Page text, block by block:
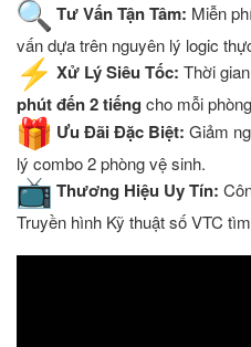
Tư Vấn Tận Tâm: Miễn
vấn dựa trên nguyên lý logic
Xử Lý Siêu Tốc: Thời
phút đến 2 tiếng cho mỗi
Ưu Đãi Đặc Biệt: Giảm
lý combo 2 phòng vệ sinh.
Thương Hiệu Uy Tín:
Truyền hình Kỹ thuật số VTC